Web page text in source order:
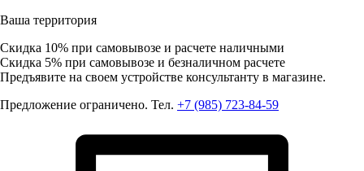
Ваша территория
Скидка 10% при самовывозе и расчете наличными
Скидка 5% при самовывозе и безналичном расчете
Предъявите на своем устройстве консультанту в магазине.
Предложение ограничено. Тел. +7 (985) 723-84-59